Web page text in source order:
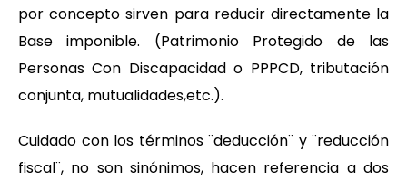
por concepto sirven para reducir directamente la
Base imponible. (Patrimonio Protegido de las
Personas Con Discapacidad o PPPCD, tributación
conjunta, mutualidades,etc.).
Cuidado con los términos ¨deducción¨ y ¨reducción
fiscal¨, no son sinónimos, hacen referencia a dos